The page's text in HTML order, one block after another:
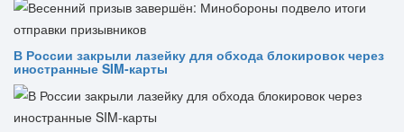
В России закрыли лазейку для обхода блокировок через
иностранные SIM-карты